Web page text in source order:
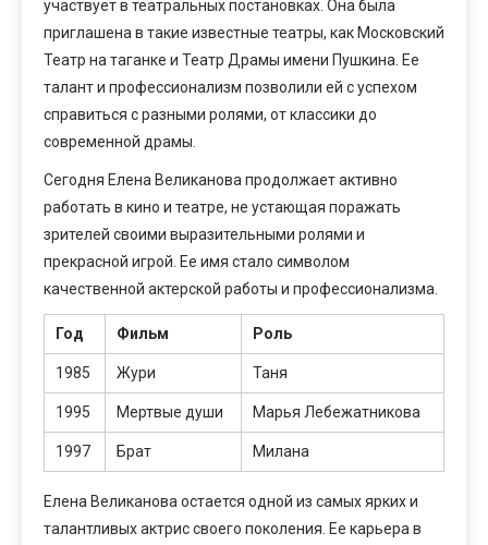
участвует в театральных постановках. Она была
приглашена в такие известные театры, как Московский
Театр на таганке и Театр Драмы имени Пушкина. Ее
талант и профессионализм позволили ей с успехом
справиться с разными ролями, от классики до
современной драмы.
Сегодня Елена Великанова продолжает активно
работать в кино и театре, не устающая поражать
зрителей своими выразительными ролями и
прекрасной игрой. Ее имя стало символом
качественной актерской работы и профессионализма.
Год Фильм Роль
1985 Жури Таня
1995 Мертвые души Марья Лебежатникова
1997 Брат Милана
Елена Великанова остается одной из самых ярких и
талантливых актрис своего поколения. Ее карьера в